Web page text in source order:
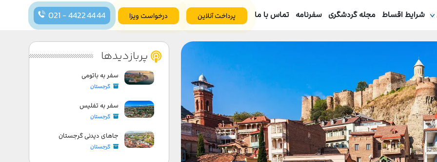
شرایط اقساط مجله گردشگری سفرنامه تماس با ما درخواست ویزا 021 - 4422 44 44 پرداخت آنلاین
پربازدیدها
سفر به باتومی
گرجستان
سفر به تفلیس
گرجستان
جاهای دیدنی گرجستان
گرجستان